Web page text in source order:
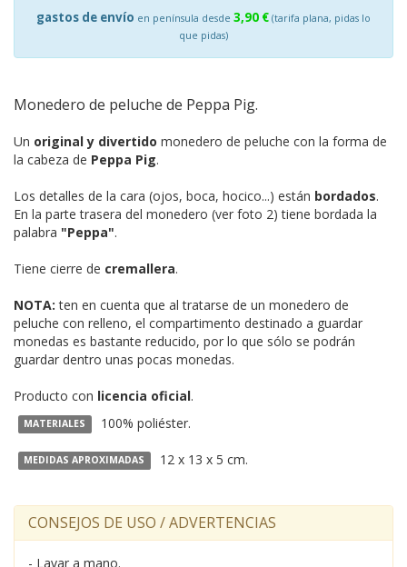
gastos de envío en península desde 3,90 € (tarifa plana, pidas lo
que pidas)
Monedero de peluche de Peppa Pig.
Un original y divertido monedero de peluche con la forma de
la cabeza de Peppa Pig.
Los detalles de la cara (ojos, boca, hocico...) están bordados.
En la parte trasera del monedero (ver foto 2) tiene bordada la
palabra "Peppa".
Tiene cierre de cremallera.
NOTA: ten en cuenta que al tratarse de un monedero de
peluche con relleno, el compartimento destinado a guardar
monedas es bastante reducido, por lo que sólo se podrán
guardar dentro unas pocas monedas.
Producto con licencia oficial.
MATERIALES 100% poliéster.
MEDIDAS APROXIMADAS 12 x 13 x 5 cm.
CONSEJOS DE USO / ADVERTENCIAS
- Lavar a mano.